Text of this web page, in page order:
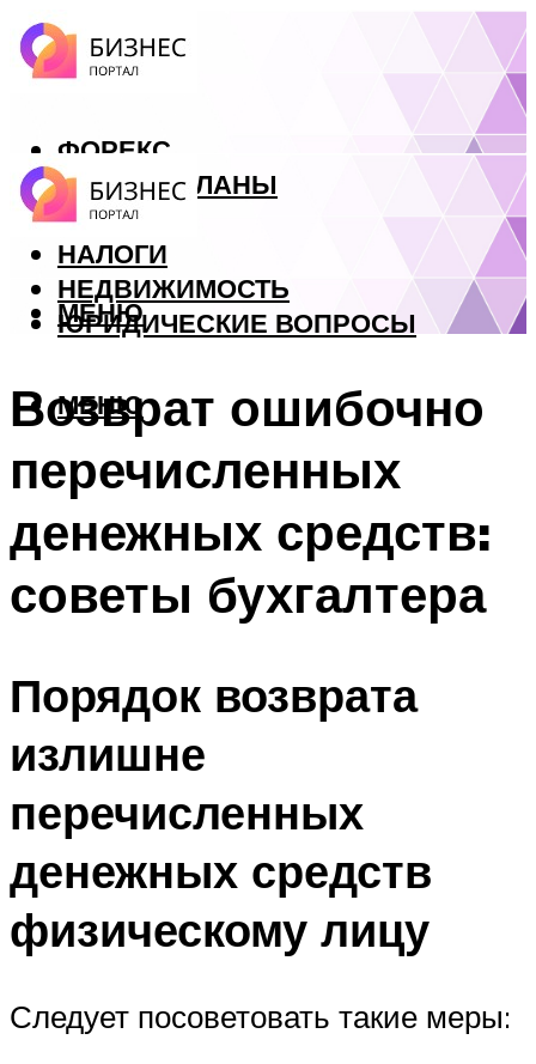
ФОРЕКС
БИЗНЕС ПЛАНЫ
КРЕДИТЫ
НАЛОГИ
НЕДВИЖИМОСТЬ
ЮРИДИЧЕСКИЕ ВОПРОСЫ
МЕНЮ
МЕНЮ
Возврат ошибочно
перечисленных
денежных средств:
советы бухгалтера
Порядок возврата
излишне
перечисленных
денежных средств
физическому лицу
Следует посоветовать такие меры: